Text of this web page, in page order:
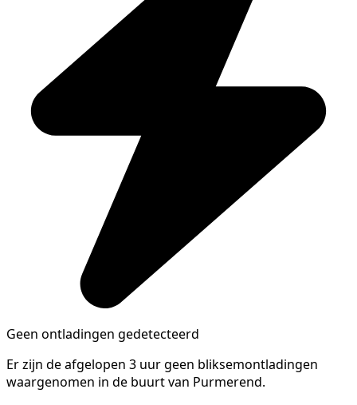
Geen ontladingen gedetecteerd
Er zijn de afgelopen 3 uur geen bliksemontladingen
waargenomen in de buurt van Purmerend.